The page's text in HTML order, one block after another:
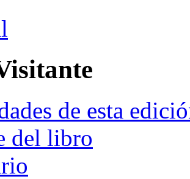
de esta
del libro